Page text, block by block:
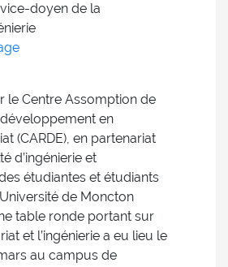
doyen de la
le Centre Assomption de
en
(CARDE), en partenariat
d’ingénierie et
étudiantes et étudiants
de Moncton
table ronde portant sur
et l’ingénierie a eu lieu le
au campus de